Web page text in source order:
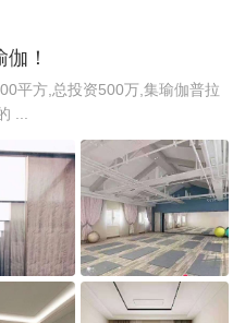
！
平方,总投资500万,集瑜伽普拉
...